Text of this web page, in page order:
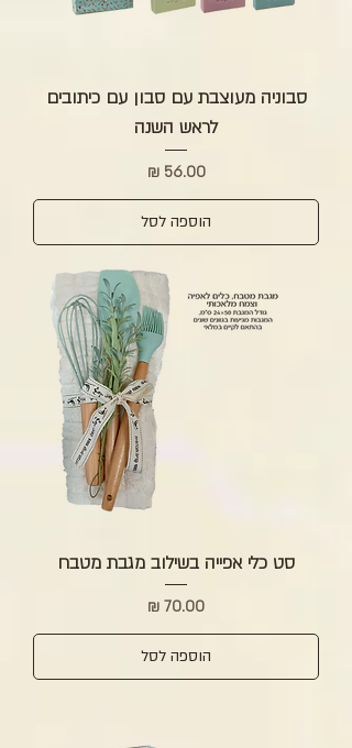
סבוניה מעוצבת עם סבון עם כיתובים
לראש השנה
מחיר‏56.00 ‏₪
הוספה לסל
סט כלי אפייה בשילוב מגבת מטבח
מחיר
הוספה לסל